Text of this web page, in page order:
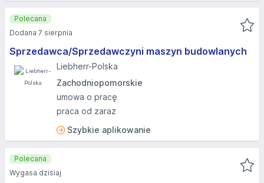
Sprzedawca/Sprzedawczyni maszyn budowlanych
Liebherr-Polska
Zachodniopomorskie
umowa o pracę
praca od zaraz
Szybkie aplikowanie
Polecana
Dodana 7 sierpnia
Polecana
Wygasa dzisiaj